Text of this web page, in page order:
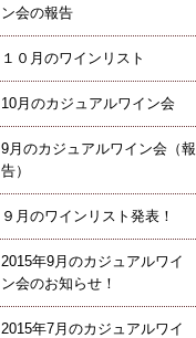
ン会の報告
１０月のワインリスト
10月のカジュアルワイン会
9月のカジュアルワイン会（報
告）
９月のワインリスト発表！
2015年9月のカジュアルワイ
ン会のお知らせ！
2015年7月のカジュアルワイ